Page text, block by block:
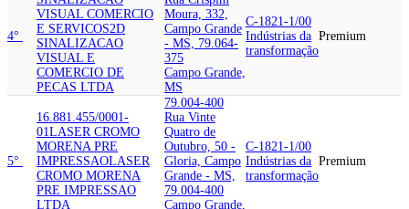
4°
VISUAL COMERCIO
E SERVICOS2D
SINALIZACAO
VISUAL E
COMERCIO DE
PECAS LTDA
Moura, 332,
Campo Grande
- MS, 79.064-
375
Campo Grande,
MS
C-1821-1/00
Indústrias da
transformação
Premium
5°
16.881.455/0001-
01LASER CROMO
MORENA PRE
IMPRESSAOLASER
CROMO MORENA
PRE IMPRESSAO
LTDA
79.004-400
Rua Vinte
Quatro de
Outubro, 50 -
Gloria, Campo
Grande - MS,
79.004-400
Campo Grande,
C-1821-1/00
Indústrias da
transformação
Premium